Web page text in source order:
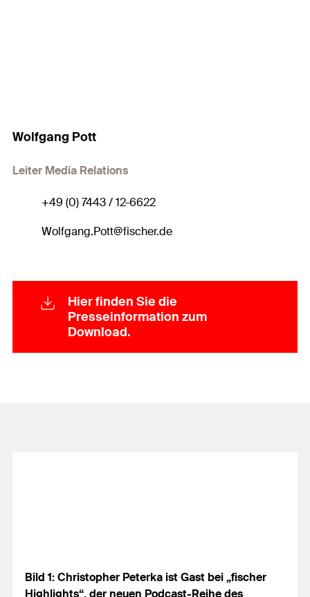
Wolfgang Pott
Leiter Media Relations
+49 (0) 7443 / 12-6622
Wolfgang.Pott@fischer.de
Hier finden Sie die
Presseinformation zum
Download.
Bild 1: Christopher Peterka ist Gast bei „fischer
Highlights“, der neuen Podcast-Reihe des